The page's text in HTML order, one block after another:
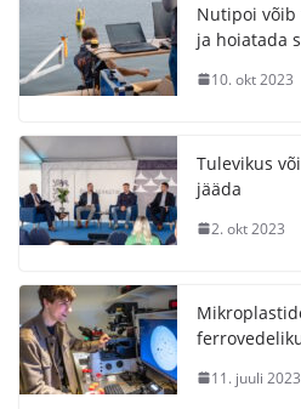
Nutipoi võib
ja hoiatada
10. okt 2023
Tulevikus
jääda
2. okt 2023
11. juuli 2023